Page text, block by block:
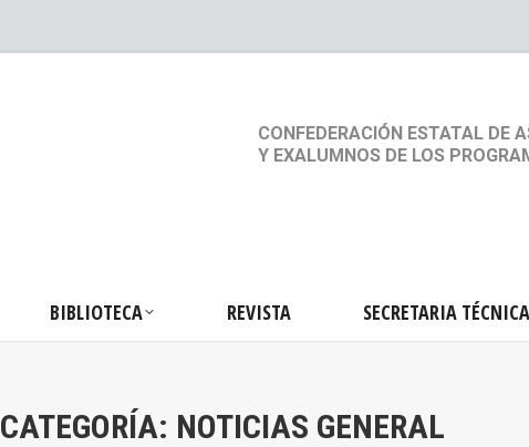
CONFEDERACIÓN ESTATAL DE
Y EXALUMNOS DE LOS
BIBLIOTECA REVISTA SECRETARIA TÉCNICA
CATEGORÍA: NOTICIAS GENERAL